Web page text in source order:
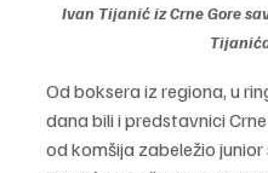
Ivan Tijanić iz Crne Gore
Od boksera iz regiona, u
dana bili i predstavnici
od komšija zabeležio junior